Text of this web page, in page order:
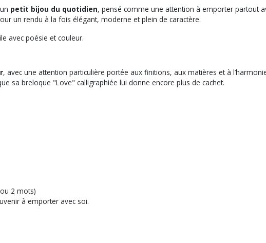
petit bijou du quotidien, pensé comme une attention à emporter partout
un rendu à la fois élégant, moderne et plein de caractère.
avec poésie et couleur.
, avec une attention particulière portée aux finitions, aux matières et à
sa breloque "Love" calligraphiée lui donne encore plus de cachet.
2 mots)
à emporter avec soi.